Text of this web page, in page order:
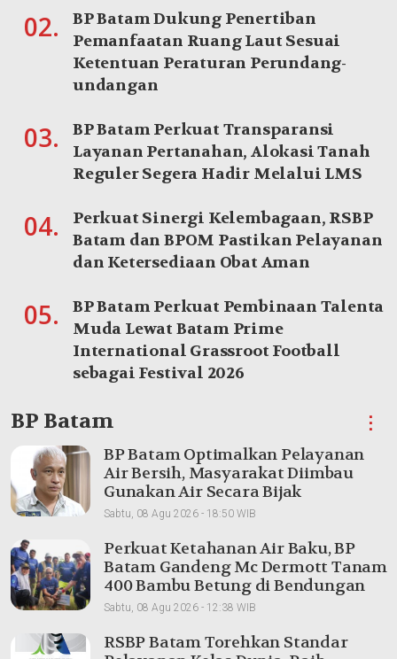
02.
BP Batam Dukung Penertiban
Pemanfaatan Ruang Laut Sesuai
Ketentuan Peraturan Perundang-
undangan
03.
BP Batam Perkuat Transparansi
Layanan Pertanahan, Alokasi Tanah
Reguler Segera Hadir Melalui LMS
04.
Perkuat Sinergi Kelembagaan, RSBP
Batam dan BPOM Pastikan Pelayanan
dan Ketersediaan Obat Aman
05.
BP Batam Perkuat Pembinaan Talenta
Muda Lewat Batam Prime
International Grassroot Football
sebagai Festival 2026
BP Batam ⋮
BP Batam Optimalkan Pelayanan
Air Bersih, Masyarakat Diimbau
Gunakan Air Secara Bijak
Sabtu, 08 Agu 2026 - 18:50 WIB
Perkuat Ketahanan Air Baku, BP
Batam Gandeng Mc Dermott Tanam
400 Bambu Betung di Bendungan
Sei Nongsa
Sabtu, 08 Agu 2026 - 12:38 WIB
RSBP Batam Torehkan Standar